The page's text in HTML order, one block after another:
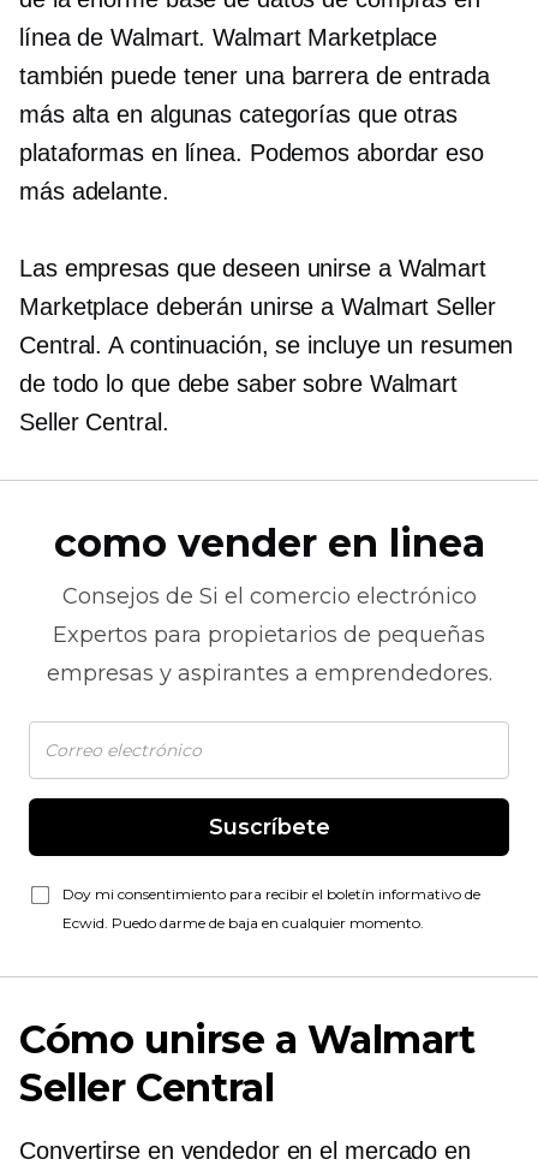
línea de Walmart. Walmart Marketplace
también puede tener una barrera de entrada
más alta en algunas categorías que otras
plataformas en línea. Podemos abordar eso
más adelante.
Las empresas que deseen unirse a Walmart
Marketplace deberán unirse a Walmart Seller
Central. A continuación, se incluye un resumen
de todo lo que debe saber sobre Walmart
Seller Central.
como vender en linea
Consejos de Si el comercio electrónico
Expertos para propietarios de pequeñas
empresas y aspirantes a emprendedores.
Suscríbete
Doy mi consentimiento para recibir el boletín informativo de
Ecwid. Puedo darme de baja en cualquier momento.
Cómo unirse a Walmart
Seller Central
Convertirse en vendedor en el mercado en